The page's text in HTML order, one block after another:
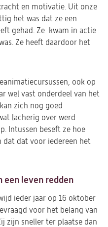
en motivatie. Uit onze
het was dat ze een
gehad. Ze kwam in actie
Ze heeft daardoor het
ook op
wel vast onderdeel van het
zich nog goed
lacherig over werd
Intussen beseft ze hoe
dat dat voor iedereen het
een leven redden
ieder jaar op 16 oktober
voor het belang van
zijn sneller ter plaatse dan